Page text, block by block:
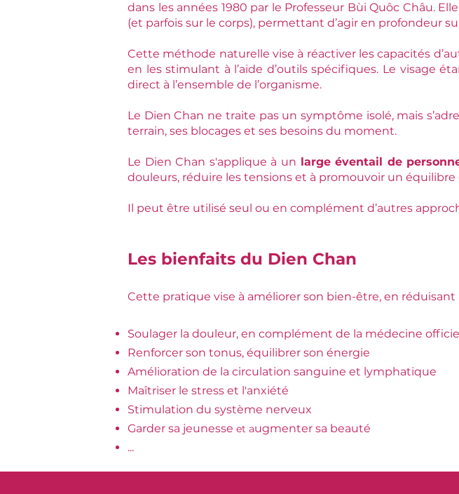
dans les années 1980 par le Professeur Bùi Quôc Châu.
(et parfois sur le corps), permettant d’agir en profondeur
Cette méthode naturelle vise à réactiver les capacités
en les stimulant à l’aide d’outils spécifiques. Le visage
direct à l’ensemble de l’organisme.
Le Dien Chan ne traite pas un symptôme isolé, mais
terrain, ses blocages et ses besoins du moment.
Le Dien Chan s'applique à un large éventail de
douleurs, réduire les tensions et à promouvoir un
Il peut être utilisé seul ou en complément d’autres
Les bienfaits du Dien Chan
Cette pratique vise à améliorer son bien-être, en
Soulager la douleur, en complément de la médecine
Renforcer son tonus, équilibrer son énergie
Amélioration de la circulation sanguine et lymphatique
Maîtriser le stress et l'anxiété
Stimulation du système nerveux
Garder sa jeunesse et augmenter sa beauté
...